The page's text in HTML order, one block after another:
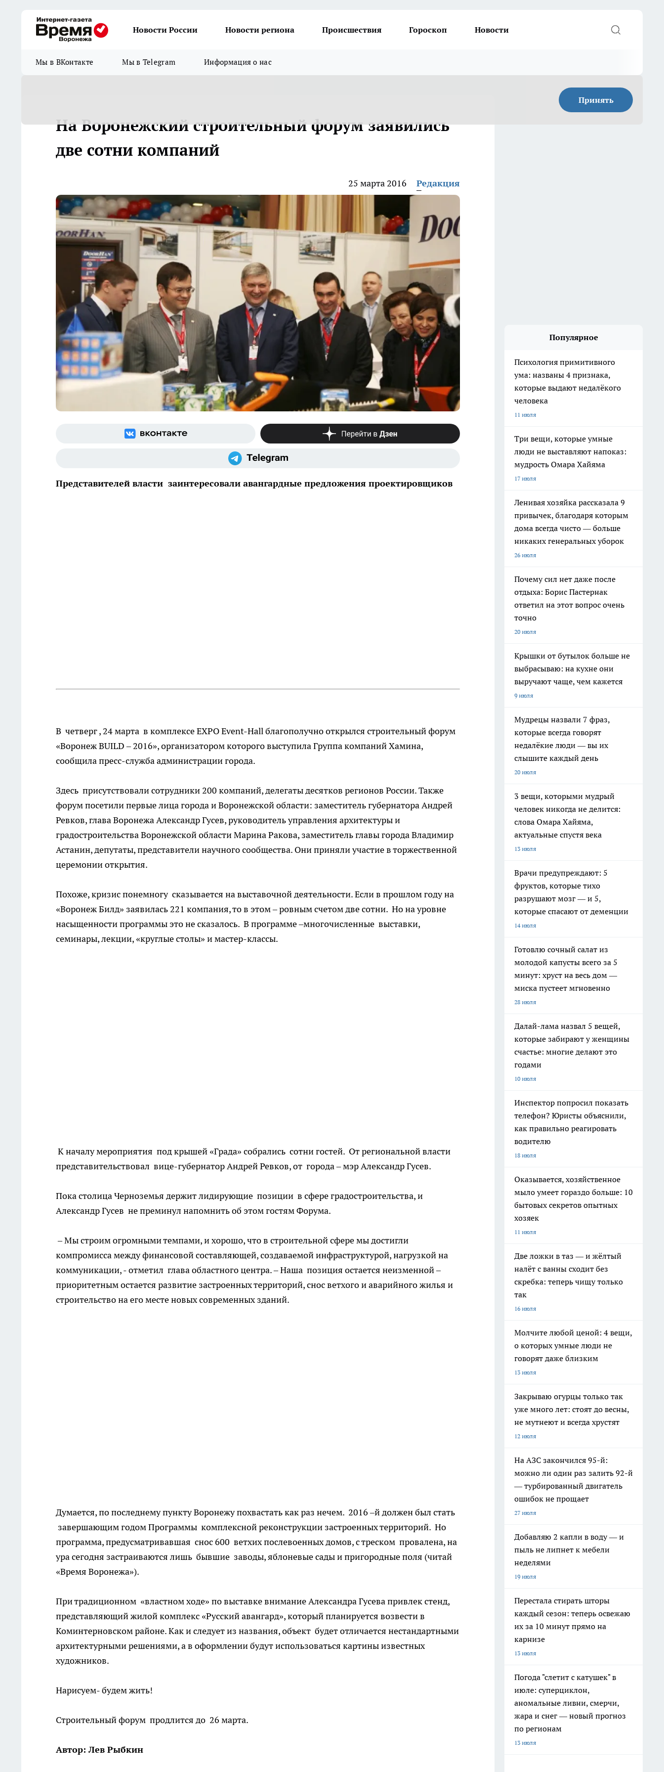
Новости России Новости региона Происшествия Гороскоп Новости
Мы в ВКонтакте Мы в Telegram Информация о нас
Принять
На Воронежский строительный форум заявились
две сотни компаний
25 марта 2016 Редакция
Представителей власти заинтересовали авангардные предложения проектировщиков
В четверг , 24 марта в комплексе EXPO Event-Hall благополучно открылся строительный форум
«Воронеж BUILD – 2016», организатором которого выступила Группа компаний Хамина,
сообщила пресс-служба администрации города.
Здесь присутствовали сотрудники 200 компаний, делегаты десятков регионов России. Также
форум посетили первые лица города и Воронежской области: заместитель губернатора Андрей
Ревков, глава Воронежа Александр Гусев, руководитель управления архитектуры и
градостроительства Воронежской области Марина Ракова, заместитель главы города Владимир
Астанин, депутаты, представители научного сообщества. Они приняли участие в торжественной
церемонии открытия.
Похоже, кризис понемногу сказывается на выставочной деятельности. Если в прошлом году на
«Воронеж Билд» заявилась 221 компания, то в этом – ровным счетом две сотни. Но на уровне
насыщенности программы это не сказалось. В программе –многочисленные выставки,
семинары, лекции, «круглые столы» и мастер-классы.
К началу мероприятия под крышей «Града» собрались сотни гостей. От региональной власти
представительствовал вице-губернатор Андрей Ревков, от города – мэр Александр Гусев.
Пока столица Черноземья держит лидирующие позиции в сфере градостроительства, и
Александр Гусев не преминул напомнить об этом гостям Форума.
– Мы строим огромными темпами, и хорошо, что в строительной сфере мы достигли
компромисса между финансовой составляющей, создаваемой инфраструктурой, нагрузкой на
коммуникации, - отметил глава областного центра. – Наша позиция остается неизменной –
приоритетным остается развитие застроенных территорий, снос ветхого и аварийного жилья и
строительство на его месте новых современных зданий.
Думается, по последнему пункту Воронежу похвастать как раз нечем. 2016 –й должен был стать
завершающим годом Программы комплексной реконструкции застроенных территорий. Но
программа, предусматривавшая снос 600 ветхих послевоенных домов, с треском провалена, на
ура сегодня застраиваются лишь бывшие заводы, яблоневые сады и пригородные поля (читай
«Время Воронежа»).
При традиционном «властном ходе» по выставке внимание Александра Гусева привлек стенд,
представляющий жилой комплекс «Русский авангард», который планируется возвести в
Коминтерновском районе. Как и следует из названия, объект будет отличается нестандартными
архитектурными решениями, а в оформлении будут использоваться картины известных
художников.
Нарисуем- будем жить!
Строительный форум продлится до 26 марта.
Автор: Лев Рыбкин
Популярное
Психология примитивного
ума: названы 4 признака,
которые выдают недалёкого
человека
11 июля
Три вещи, которые умные
люди не выставляют напоказ:
мудрость Омара Хайяма
17 июля
Ленивая хозяйка рассказала 9
привычек, благодаря которым
дома всегда чисто — больше
никаких генеральных уборок
26 июля
Почему сил нет даже после
отдыха: Борис Пастернак
ответил на этот вопрос очень
точно
20 июля
Крышки от бутылок больше не
выбрасываю: на кухне они
выручают чаще, чем кажется
9 июля
Мудрецы назвали 7 фраз,
которые всегда говорят
недалёкие люди — вы их
слышите каждый день
20 июля
3 вещи, которыми мудрый
человек никогда не делится:
слова Омара Хайяма,
актуальные спустя века
13 июля
Врачи предупреждают: 5
фруктов, которые тихо
разрушают мозг — и 5,
которые спасают от деменции
14 июля
Готовлю сочный салат из
молодой капусты всего за 5
минут: хруст на весь дом —
миска пустеет мгновенно
28 июля
Далай-лама назвал 5 вещей,
которые забирают у женщины
счастье: многие делают это
годами
10 июля
Инспектор попросил показать
телефон? Юристы объяснили,
как правильно реагировать
водителю
18 июля
Оказывается, хозяйственное
мыло умеет гораздо больше: 10
бытовых секретов опытных
хозяек
11 июля
Две ложки в таз — и жёлтый
налёт с ванны сходит без
скребка: теперь чищу только
так
16 июля
Молчите любой ценой: 4 вещи,
о которых умные люди не
говорят даже близким
13 июля
Закрываю огурцы только так
уже много лет: стоят до весны,
не мутнеют и всегда хрустят
12 июля
На АЗС закончился 95-й:
можно ли один раз залить 92-й
— турбированный двигатель
ошибок не прощает
27 июля
Добавляю 2 капли в воду — и
пыль не липнет к мебели
неделями
19 июля
Перестала стирать шторы
каждый сезон: теперь освежаю
их за 10 минут прямо на
карнизе
13 июля
Погода "слетит с катушек" в
июле: суперциклон,
аномальные ливни, смерчи,
жара и снег — новый прогноз
по регионам
13 июля